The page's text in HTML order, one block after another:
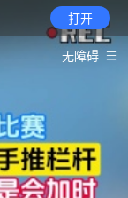
打开
无障碍